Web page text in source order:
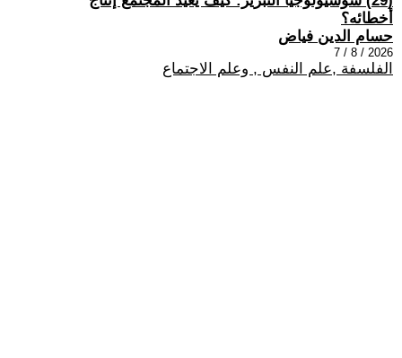
أخطائه؟
حسام الدين فياض
2026 / 8 / 7
الفلسفة ,علم النفس , وعلم الاجتماع